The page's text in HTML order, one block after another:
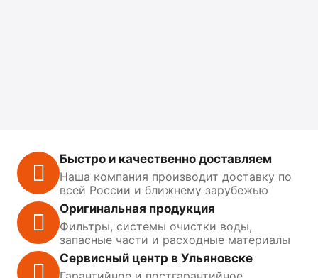
Быстро и качественно доставляем
Наша компания производит доставку по
всей России и ближнему зарубежью
Оригинальная продукция
Фильтры, системы очистки воды,
запасные части и расходные материалы
Сервисный центр в Ульяновске